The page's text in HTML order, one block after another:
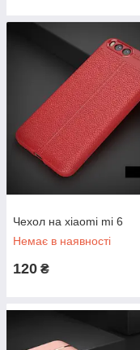
Чехол на xiaomi mi 6
Немає в наявності
120 ₴